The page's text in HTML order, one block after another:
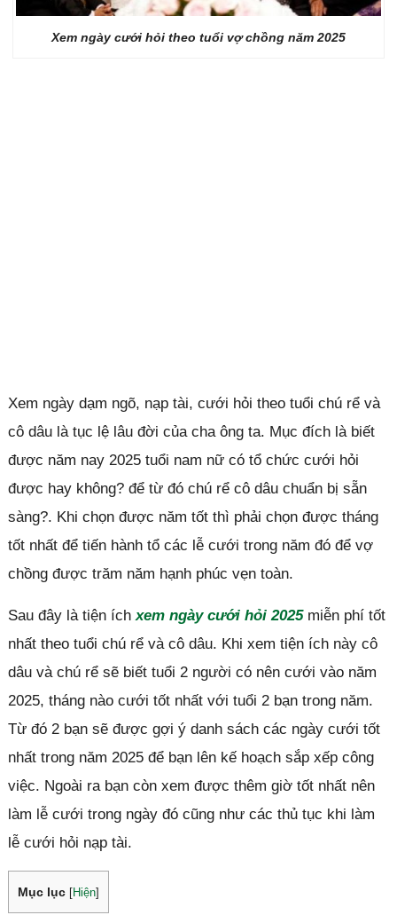
Xem ngày cưới hỏi theo tuổi vợ chồng năm 2025
Xem ngày dạm ngõ, nạp tài, cưới hỏi theo tuổi chú rể và
cô dâu là tục lệ lâu đời của cha ông ta. Mục đích là biết
được năm nay 2025 tuổi nam nữ có tổ chức cưới hỏi
được hay không? để từ đó chú rể cô dâu chuẩn bị sẵn
sàng?. Khi chọn được năm tốt thì phải chọn được tháng
tốt nhất để tiến hành tổ các lễ cưới trong năm đó để vợ
chồng được trăm năm hạnh phúc vẹn toàn.
Sau đây là tiện íchxem ngày cưới hỏi 2025miễn phí tốt
nhất theo tuổi chú rể và cô dâu. Khi xem tiện ích này cô
dâu và chú rể sẽ biết tuổi 2 người có nên cưới vào năm
2025, tháng nào cưới tốt nhất với tuổi 2 bạn trong năm.
Từ đó 2 bạn sẽ được gợi ý danh sách các ngày cưới tốt
nhất trong năm 2025 để bạn lên kế hoạch sắp xếp công
việc. Ngoài ra bạn còn xem được thêm giờ tốt nhất nên
làm lễ cưới trong ngày đó cũng như các thủ tục khi làm
lễ cưới hỏi nạp tài.
Mục lục [Hiện]